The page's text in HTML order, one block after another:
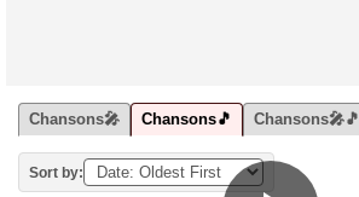
Chansons🎤 Chansons🎵 Chansons🎤🎵
Sort by: